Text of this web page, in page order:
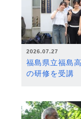
2026.07.27
福島県立福島
の研修を受講